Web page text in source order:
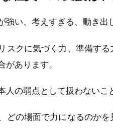
強い、考えすぎる、動き
スクに気づく力、準備す
があります。
人の弱点として扱わないこ
どの場面で力になるのか